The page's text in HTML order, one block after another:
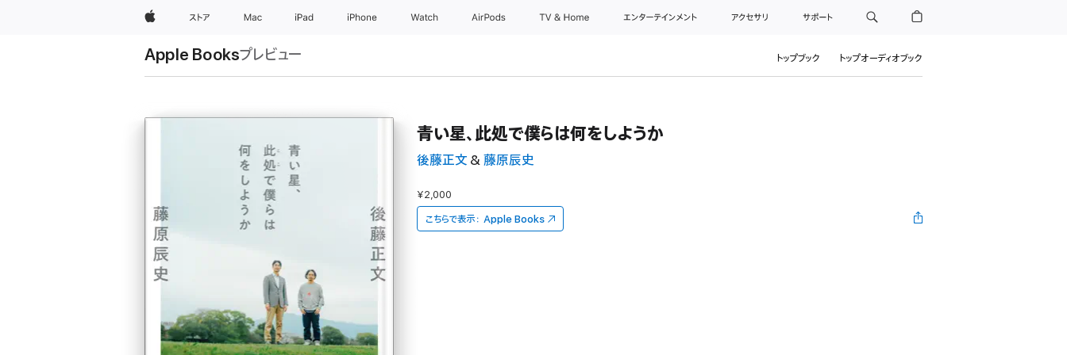
Appleストア Mac iPad iPhone Watch AirPods TV & Home エンターテインメント アクセサリ サポート
Apple Booksプレビュー トップブック トップオーディオブック
青い星、此処で僕らは何をしようか
後藤正文 &藤原辰史
¥2,000
こちらで表示： Apple Books